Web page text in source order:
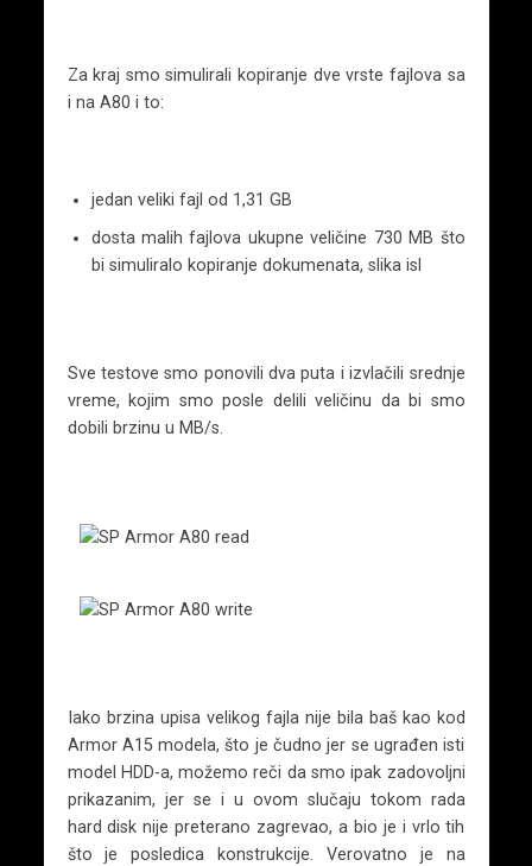
Za kraj smo simulirali kopiranje dve vrste fajlova sa
i na A80 i to:
jedan veliki fajl od 1,31 GB
dosta malih fajlova ukupne veličine 730 MB što
bi simuliralo kopiranje dokumenata, slika isl
Sve testove smo ponovili dva puta i izvlačili srednje
vreme, kojim smo posle delili veličinu da bi smo
dobili brzinu u MB/s.
Iako brzina upisa velikog fajla nije bila baš kao kod
Armor A15 modela, što je čudno jer se ugrađen isti
model HDD-a, možemo reči da smo ipak zadovoljni
prikazanim, jer se i u ovom slučaju tokom rada
hard disk nije preterano zagrevao, a bio je i vrlo tih
što je posledica konstrukcije. Verovatno je na